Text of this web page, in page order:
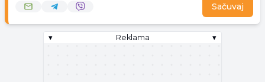
Sačuvaj
▾ Reklama ▾